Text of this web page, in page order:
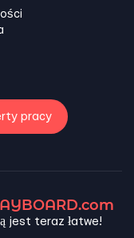
pracy
jest teraz łatwe!